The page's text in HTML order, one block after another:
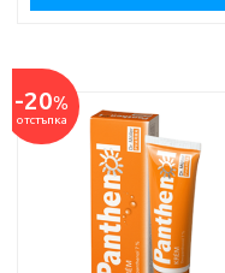
-20%
отстъпка